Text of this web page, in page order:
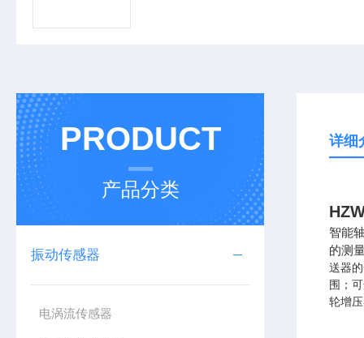
PRODUCT
产品分类
振动传感器
电涡流传感器
详细
智能
的测
送器
围；
轮增